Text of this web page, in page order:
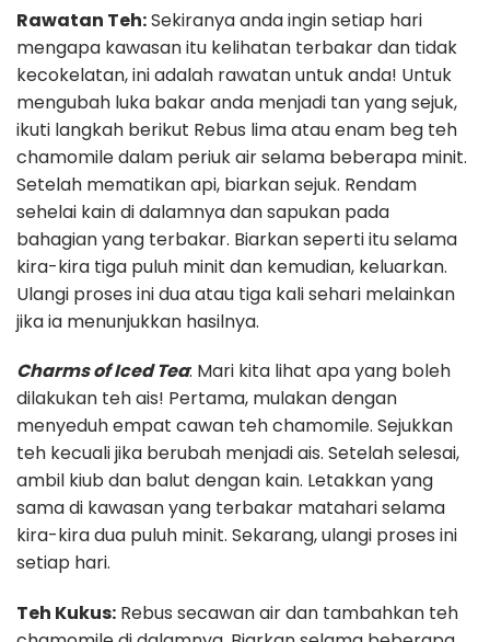
Rawatan Teh:Sekiranya anda ingin setiap hari
mengapa kawasan itu kelihatan terbakar dan tidak
kecokelatan, ini adalah rawatan untuk anda! Untuk
mengubah luka bakar anda menjadi tan yang sejuk,
ikuti langkah berikut Rebus lima atau enam beg teh
chamomile dalam periuk air selama beberapa minit.
Setelah mematikan api, biarkan sejuk. Rendam
sehelai kain di dalamnya dan sapukan pada
bahagian yang terbakar. Biarkan seperti itu selama
kira-kira tiga puluh minit dan kemudian, keluarkan.
Ulangi proses ini dua atau tiga kali sehari melainkan
jika ia menunjukkan hasilnya.
Charms of Iced Tea: Mari kita lihat apa yang boleh
dilakukan teh ais! Pertama, mulakan dengan
menyeduh empat cawan teh chamomile. Sejukkan
teh kecuali jika berubah menjadi ais. Setelah selesai,
ambil kiub dan balut dengan kain. Letakkan yang
sama di kawasan yang terbakar matahari selama
kira-kira dua puluh minit. Sekarang, ulangi proses ini
setiap hari.
Teh Kukus: Rebus secawan air dan tambahkan teh